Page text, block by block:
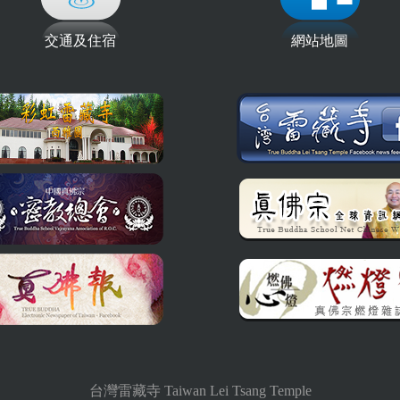
交通及住宿 網站地圖
台灣雷藏寺 Taiwan Lei Tsang Temple